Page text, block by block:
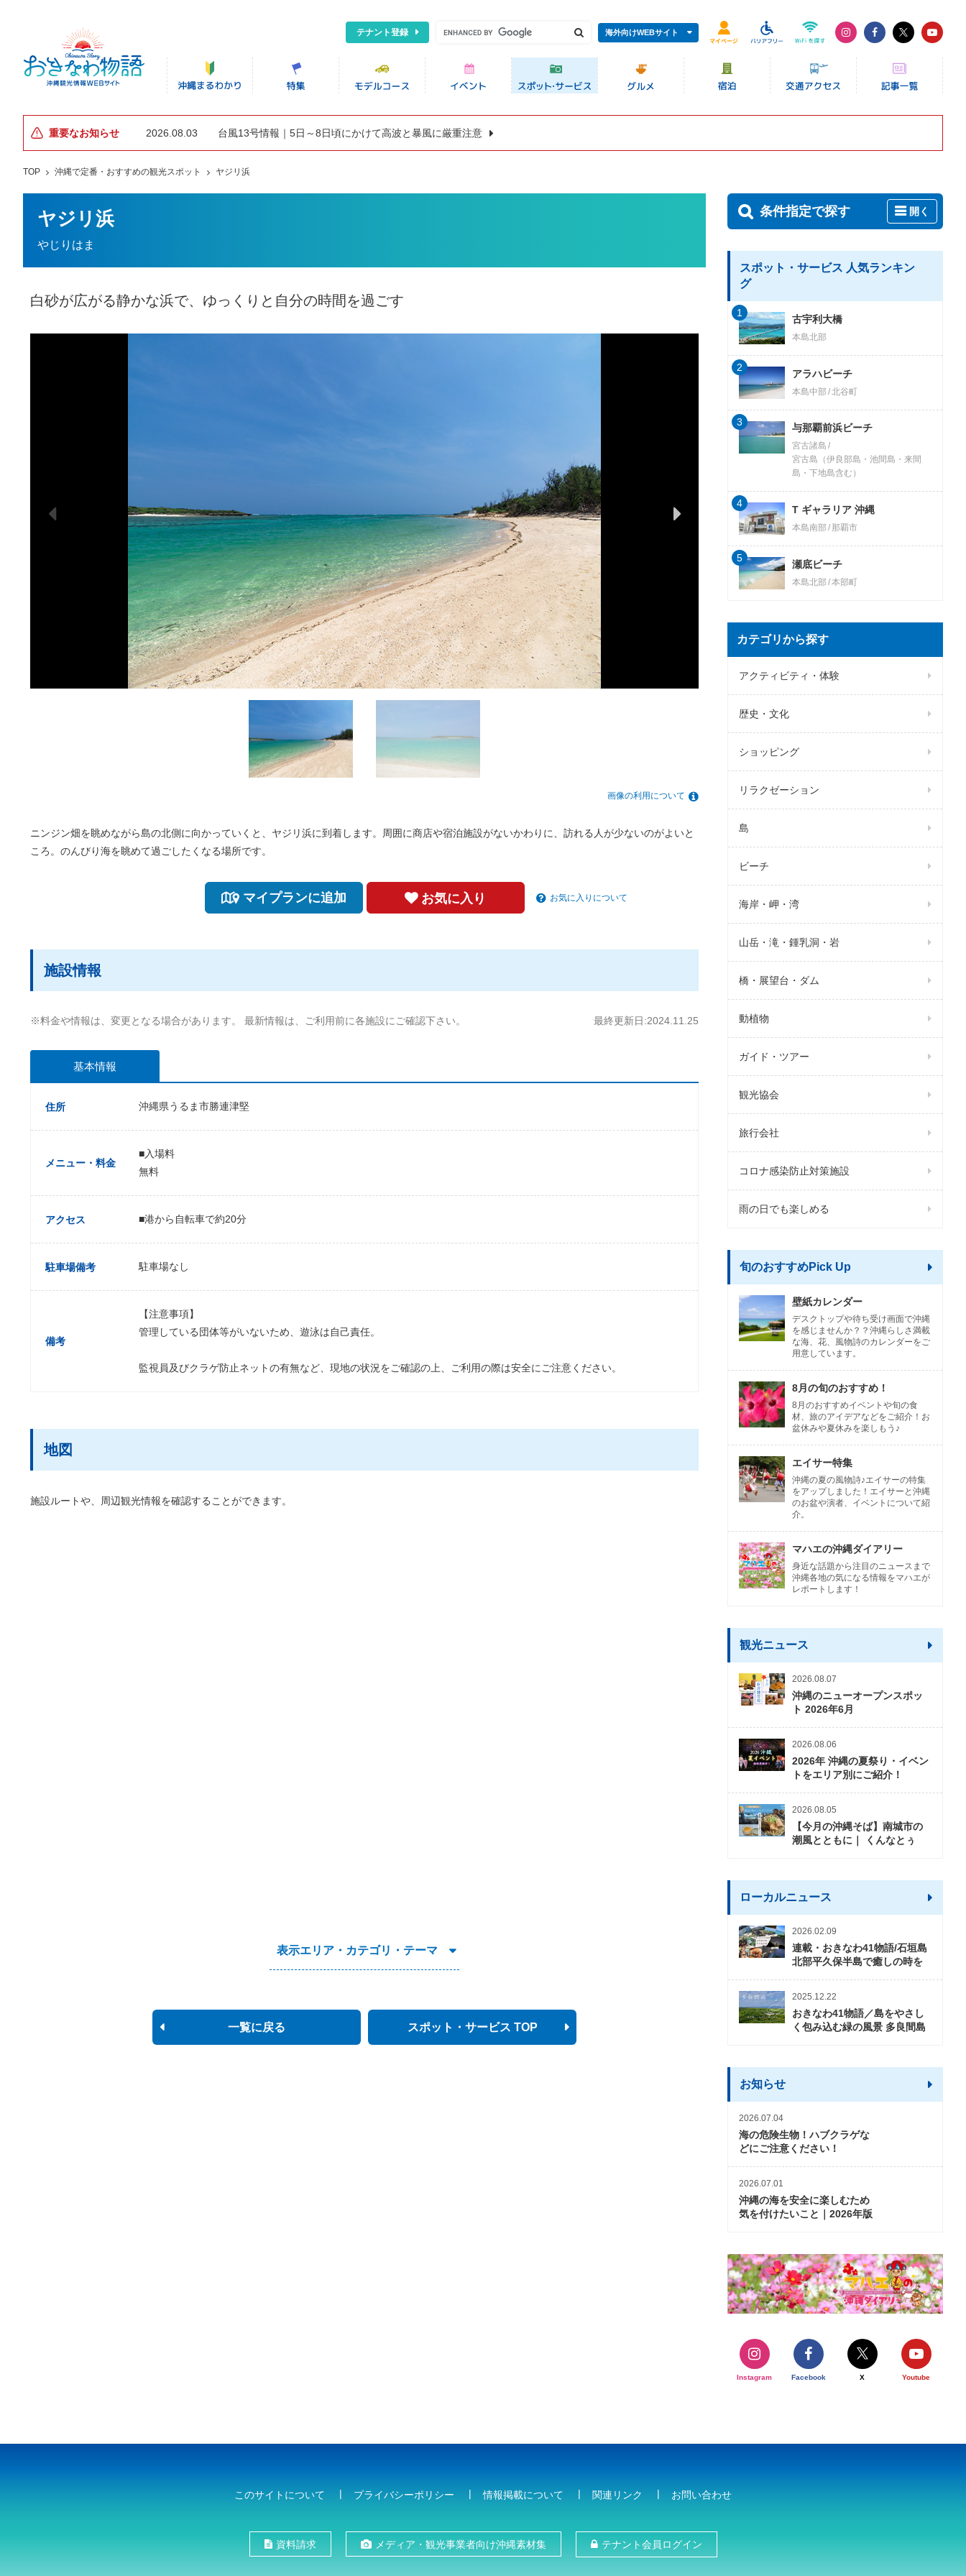
テナント登録 海外向けWEBサイト
重要なお知らせ 2026.08.03 台風13号情報｜5日～8日頃にかけて高波と暴風に厳重注意
TOP 沖縄で定番・おすすめの観光スポット ヤジリ浜
ヤジリ浜
やじりはま
白砂が広がる静かな浜で、ゆっくりと自分の時間を過ごす
画像の利用について
ニンジン畑を眺めながら島の北側に向かっていくと、ヤジリ浜に到着します。周囲に商店や宿泊施設がないかわりに、訪れる人が少ないのがよいと
ころ。のんびり海を眺めて過ごしたくなる場所です。
マイプランに追加 お気に入り お気に入りについて
施設情報
※料金や情報は、変更となる場合があります。 最新情報は、ご利用前に各施設にご確認下さい。 最終更新日:2024.11.25
基本情報
住所 沖縄県うるま市勝連津堅
メニュー・料金
■入場料
無料
アクセス ■港から自転車で約20分
駐車場備考 駐車場なし
備考
【注意事項】
管理している団体等がいないため、遊泳は自己責任。
監視員及びクラゲ防止ネットの有無など、現地の状況をご確認の上、ご利用の際は安全にご注意ください。
地図
施設ルートや、周辺観光情報を確認することができます。
表示エリア・カテゴリ・テーマ
一覧に戻る スポット・サービス TOP
条件指定で探す 開く
スポット・サービス 人気ランキン
グ
古宇利大橋
本島北部
1
アラハビーチ
本島中部 北谷町
2
与那覇前浜ビーチ
宮古諸島
宮古島（伊良部島・池間島・来間
島・下地島含む）
3
T ギャラリア 沖縄
本島南部 那覇市
4
瀬底ビーチ
本島北部 本部町
5
カテゴリから探す
アクティビティ・体験
歴史・文化
ショッピング
リラクゼーション
島
ビーチ
海岸・岬・湾
山岳・滝・鍾乳洞・岩
橋・展望台・ダム
動植物
ガイド・ツアー
観光協会
旅行会社
コロナ感染防止対策施設
雨の日でも楽しめる
旬のおすすめPick Up
壁紙カレンダー
デスクトップや待ち受け画面で沖縄
を感じませんか？？沖縄らしさ満載
な海、花、風物詩のカレンダーをご
用意しています。
8月の旬のおすすめ！
8月のおすすめイベントや旬の食
材、旅のアイデアなどをご紹介！お
盆休みや夏休みを楽しもう♪
エイサー特集
沖縄の夏の風物詩♪エイサーの特集
をアップしました！エイサーと沖縄
のお盆や演者、イベントについて紹
介。
マハエの沖縄ダイアリー
身近な話題から注目のニュースまで
沖縄各地の気になる情報をマハエが
レポートします！
観光ニュース
2026.08.07
沖縄のニューオープンスポッ
ト 2026年6月
2026.08.06
2026年 沖縄の夏祭り・イベン
トをエリア別にご紹介！
2026.08.05
【今月の沖縄そば】南城市の
潮風とともに｜ くんなとぅ
ローカルニュース
2026.02.09
連載・おきなわ41物語/石垣島
北部平久保半島で癒しの時を
2025.12.22
おきなわ41物語／島をやさし
く包み込む緑の風景 多良間島
お知らせ
2026.07.04
海の危険生物！ハブクラゲな
どにご注意ください！
2026.07.01
沖縄の海を安全に楽しむため
気を付けたいこと｜2026年版
Instagram Facebook X Youtube
このサイトについて プライバシーポリシー 情報掲載について 関連リンク お問い合わせ
資料請求 メディア・観光事業者向け沖縄素材集 テナント会員ログイン